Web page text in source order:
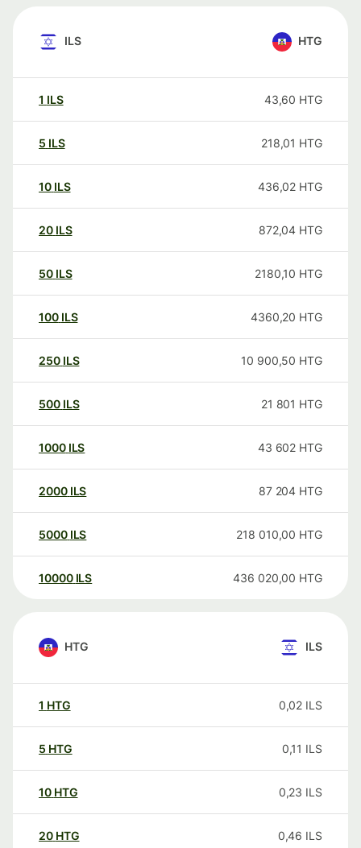
ILS HTG
1 ILS 43,60 HTG
5 ILS 218,01 HTG
10 ILS 436,02 HTG
20 ILS 872,04 HTG
50 ILS 2180,10 HTG
100 ILS 4360,20 HTG
250 ILS 10 900,50 HTG
500 ILS 21 801 HTG
1000 ILS 43 602 HTG
2000 ILS 87 204 HTG
5000 ILS 218 010,00 HTG
10000 ILS 436 020,00 HTG
HTG ILS
1 HTG 0,02 ILS
5 HTG 0,11 ILS
10 HTG 0,23 ILS
20 HTG 0,46 ILS